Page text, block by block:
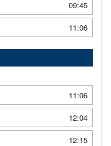
09:45
11:06
11:06
12:04
12:15